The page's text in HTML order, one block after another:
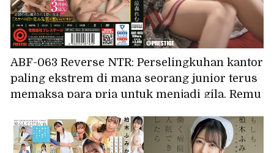
ABF-063 Reverse NTR: Perselingkuhan kantor
paling ekstrem di mana seorang junior terus
memaksa para pria untuk menjadi gila. Remu